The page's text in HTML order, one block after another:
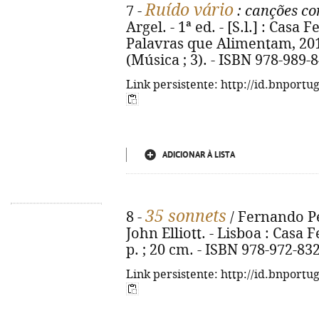
7 -Ruído vário : canções
Argel. - 1ª ed. - [S.l.] : Casa
Palavras que Alimentam,
(Música ; 3). - ISBN 978-989-
Link persistente: http://
ADICIONAR À LISTA
8 - 35 sonnets / Fernando
John Elliott. - Lisboa : Casa
p. ; 20 cm. - ISBN 978-972-
Link persistente: http://